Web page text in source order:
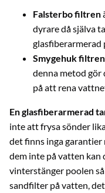
Falsterbo filtren
dyrare då själva
glasfiberarmerad
Smygehuk filtren
denna metod gör
på att rena
En glasfiberarmerad
inte att frysa sönder
det finns inga garantier
dem inte på vatten kan
vinterstänger poolen
sandfilter på vatten,